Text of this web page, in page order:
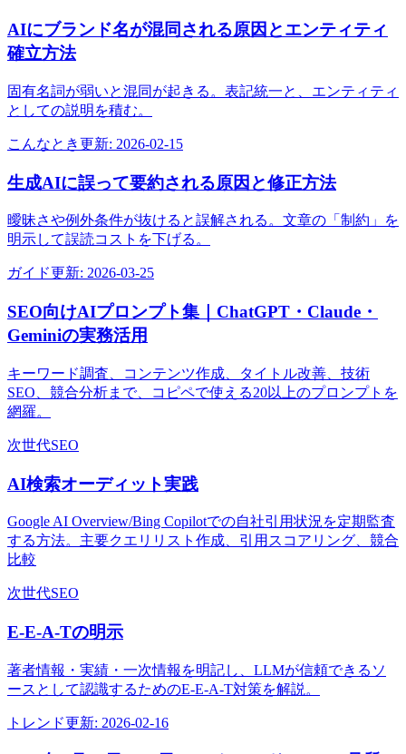
AIにブランド名が混同される原因とエンティティ
確立方法
固有名詞が弱いと混同が起きる。表記統一と、エンティティ
としての説明を積む。
こんなとき更新: 2026-02-15
生成AIに誤って要約される原因と修正方法
曖昧さや例外条件が抜けると誤解される。文章の「制約」を
明示して誤読コストを下げる。
ガイド更新: 2026-03-25
SEO向けAIプロンプト集｜ChatGPT・Claude・
Geminiの実務活用
キーワード調査、コンテンツ作成、タイトル改善、技術
SEO、競合分析まで、コピペで使える20以上のプロンプトを
網羅。
次世代SEO
AI検索オーディット実践
Google AI Overview/Bing Copilotでの自社引用状況を定期監査
する方法。主要クエリリスト作成、引用スコアリング、競合
比較
次世代SEO
E-E-A-Tの明示
著者情報・実績・一次情報を明記し、LLMが信頼できるソ
ースとして認識するためのE-E-A-T対策を解説。
トレンド更新: 2026-02-16